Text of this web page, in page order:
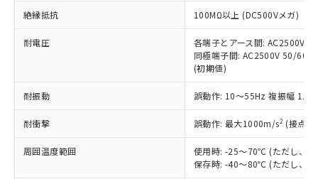
絶縁抵抗 100MΩ以上 (DC500Vメガ)
耐電圧
各端子とアース間: AC2500V
同極端子間: AC2500V 50/
(初期値)
耐振動 誤動作: 10～55Hz 複振幅
耐衝撃 誤動作: 最大1000m/s2 (接点
周囲温度範囲
使用時: -25～70℃ (ただし、氷
保存時: -40～80℃ (ただし、氷
当社制御機器事業取扱商品の中には、
本サービスの対象外となる商品もある
ことをご了承ください。
在庫状況および標準価格照会結果は、
記載している更新日時点での社内デー
タに基づき作成されるものであり、閲
覧された時点での実際の在庫および標
準価格とは異なる場合があることをご
正式な納期状況および標準価格はお客
様のお取引先、またはお客様担当のオ
ムロン制御機器販売店・当社販売員に
害物質有無と関係のない商品です。
仕入先様の事情により、非含有部品として
いたものが、含有品と判明した場合などや
むを得ず変更することがあります。
鉛(Pb) 1000ppm以下、 水銀(Hg) 1000ppm以下、 カド
六価クロム(Cr(Ⅵ)) 1000ppm以下、ポリ臭化ビフェニル
類(PBB) 1000ppm以下、ポリ臭化ジフェニルエーテル類
ルベンジル（BBP） 1000ppm以下、フタル酸ジブチル
（DBP） 1000ppm以下、フタル酸ジイソブチル
基準値以下であることを示します。
「×」：最大均質材料含有率が中国RoHSの
基準値を超えていることを示します。
「－」：未確認です。当社販売部門へお問
*中国RoHS10物質の基準値 (GB/T26572)：
Pb(鉛) :1000ppm、 Hg(水銀) : 1000ppm、 Cd(カドミウ
Cr(Ⅵ)(六価クロム) : 1000ppm、 PBBs(ポリ臭化ビフェ
ニル類) : 1000ppm、 PBDEs(ポリ臭化ジフェニルエーテ
ル類) : 1000ppm、
DBP(フタル酸ジブチル) : 1000ppm、 DIBP(フタル酸ジ
イソブチル) : 1000ppm、 BBP(フタル酸ブチルベンジ
当社は、これら貴社製品のうち、外国
為替および外国貿易法に定める商品
（以下｢規制貨物等」という）を輸出
または国外への提供する場合は、日本
国政府の輸出許可(または役務取引許
可)を取得するなどの必要な手続きを
当社は規制貨物を破棄する場合は、完
全に破砕するなど、違法に輸出されな
いよう必要な手段を講じます。
一定数以上の在庫あり
一定数には満たないが在庫あり